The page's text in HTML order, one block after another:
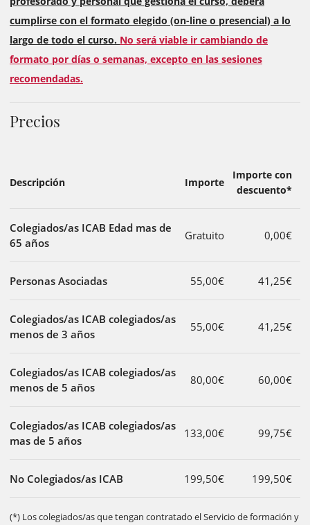
cumplirse con el formato elegido (on-line o presencial) a lo
largo de todo el curso. No será viable ir cambiando de
formato por días o semanas, excepto en las sesiones
recomendadas.
Precios
Descripción Importe
Importe con
descuento*
Colegiados/as ICAB Edad mas de
65 años
Gratuito 0,00€
Personas Asociadas 55,00€ 41,25€
Colegiados/as ICAB colegiados/as
menos de 3 años
55,00€ 41,25€
Colegiados/as ICAB colegiados/as
menos de 5 años
80,00€ 60,00€
Colegiados/as ICAB colegiados/as
mas de 5 años
133,00€ 99,75€
No Colegiados/as ICAB 199,50€ 199,50€
(*) Los colegiados/as que tengan contratado el Servicio de formación y